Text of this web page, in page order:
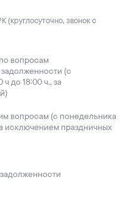
(круглосуточно, звонок с
вопросам
(с
до 18:00 ч., за
вопросам (с понедельника
исключением праздничных